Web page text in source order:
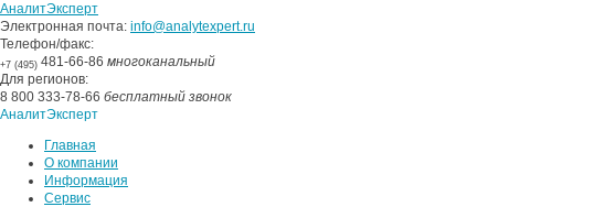
АналитЭксперт
Электронная почта: info@analytexpert.ru
Телефон/факс:
+7 (495) 481-66-86 многоканальный
Для регионов:
8 800 333-78-66 бесплатный звонок
АналитЭксперт
Главная
О компании
Информация
Сервис